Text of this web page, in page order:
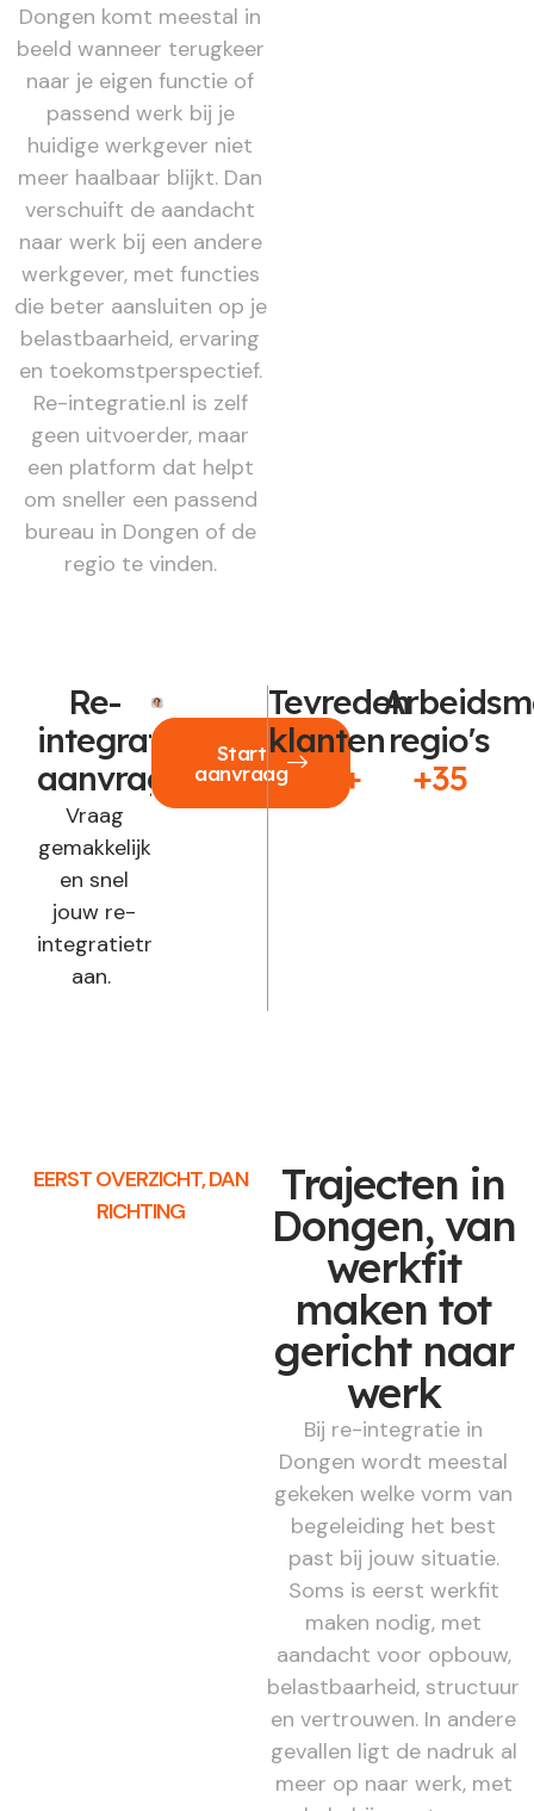
Dongen komt meestal in
beeld wanneer terugkeer
naar je eigen functie of
passend werk bij je
huidige werkgever niet
meer haalbaar blijkt. Dan
verschuift de aandacht
naar werk bij een andere
werkgever, met functies
die beter aansluiten op je
belastbaarheid, ervaring
en toekomstperspectief.
Re-integratie.nl is zelf
geen uitvoerder, maar
een platform dat helpt
om sneller een passend
bureau in Dongen of de
regio te vinden.
Re-
integratie
aanvragen?
Vraag
gemakkelijk
en snel
jouw re-
integratietraject
aan.
Start
aanvraag
Tevreden
klanten
250+
regio's
+35
EERST OVERZICHT, DAN
RICHTING
Trajecten in
Dongen, van
werkfit
maken tot
gericht naar
werk
Bij re-integratie in
Dongen wordt meestal
gekeken welke vorm van
begeleiding het best
past bij jouw situatie.
Soms is eerst werkfit
maken nodig, met
aandacht voor opbouw,
belastbaarheid, structuur
en vertrouwen. In andere
gevallen ligt de nadruk al
meer op naar werk, met